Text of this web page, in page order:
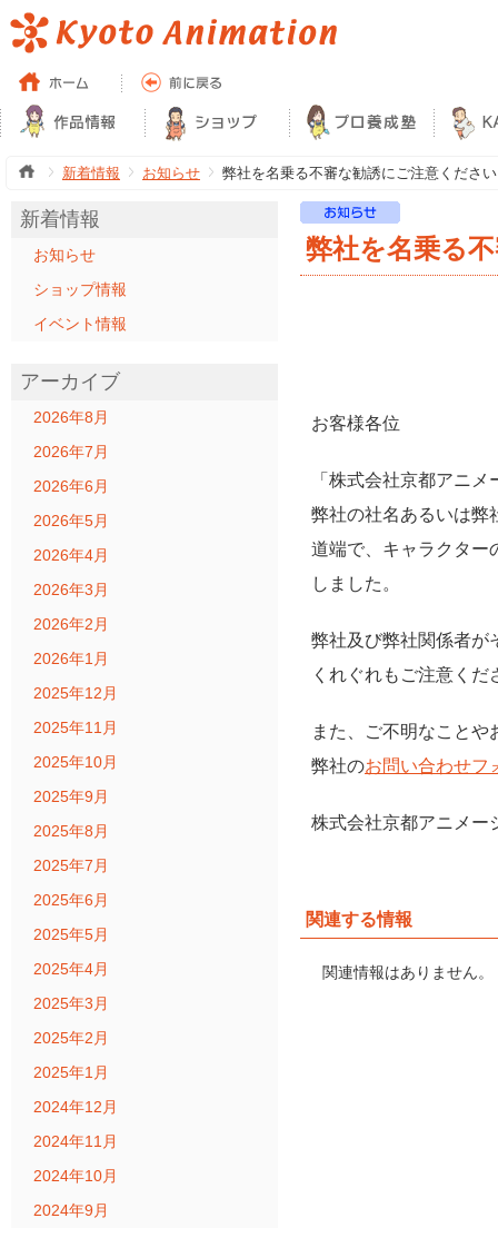
新着情報 お知らせ 弊社を名乗る不審な勧誘にご注意ください
新着情報
お知らせ
ショップ情報
イベント情報
アーカイブ
2026年8月
2026年7月
2026年6月
2026年5月
2026年4月
2026年3月
2026年2月
2026年1月
2025年12月
2025年11月
2025年10月
2025年9月
2025年8月
2025年7月
2025年6月
2025年5月
2025年4月
2025年3月
2025年2月
2025年1月
2024年12月
2024年11月
2024年10月
2024年9月
弊社を名乗る
お客様各位
「株式会社京都アニ
弊社の社名あるいは弊
道端で、キャラクター
しました。
弊社及び弊社関係者が
くれぐれもご注意くだ
また、ご不明なことや
弊社のお問い合わせフ
株式会社京都アニメー
関連する情報
関連情報はありません。